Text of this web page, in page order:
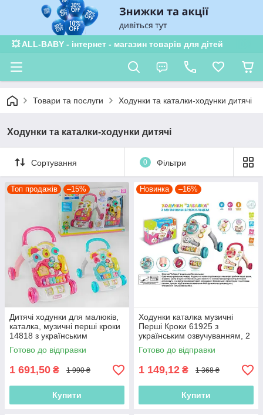
💥 ALL-BABY - інтернет - магазин товарів для дітей
Товари та послуги Ходунки та каталки-ходунки дитячі
Ходунки та каталки-ходунки дитячі
Сортування 0 Фільтри
Топ продажів –15%
Дитячі ходунки для малюків,
каталка, музичні перші кроки
14818 з українським
озвучуванням (2 кольори)
Готово до відправки
1 691,50 ₴ 1 990 ₴
Купити
Новинка –16%
Ходунки каталка музичні
Перші Кроки 61925 з
українським озвучуванням, 2
кольори, 3D-підсвітка, пісні,
мелодії
Готово до відправки
1 149,12 ₴ 1 368 ₴
Купити